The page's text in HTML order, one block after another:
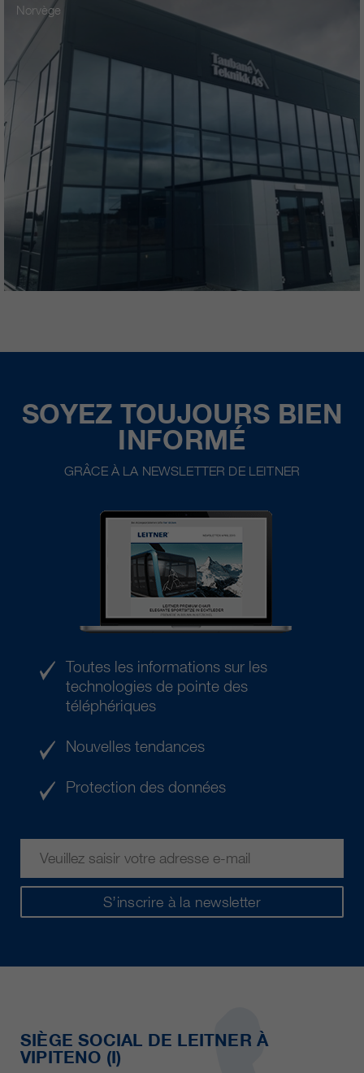
Norvège
SOYEZ TOUJOURS BIEN
INFORMÉ
GRÂCE À LA NEWSLETTER DE LEITNER
S’inscrire à la newsletter
Toutes les informations sur les
technologies de pointe des
téléphériques
Nouvelles tendances
Protection des données
SIÈGE SOCIAL DE LEITNER À
VIPITENO (I)